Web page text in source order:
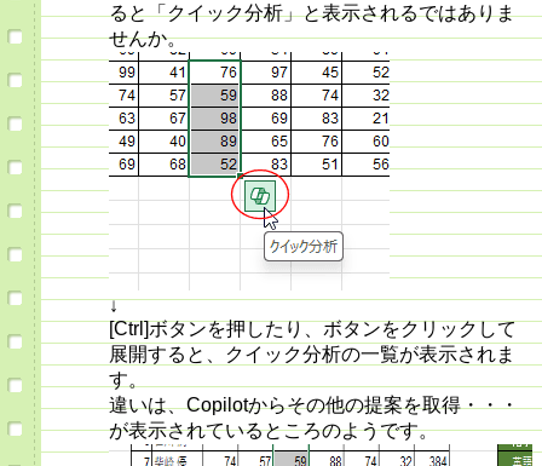
ると「クイック分析」と表示されるではありま
せんか。
↓
[Ctrl]ボタンを押したり、ボタンをクリックして
展開すると、クイック分析の一覧が表示されま
す。
違いは、Copilotからその他の提案を取得・・・
が表示されているところのようです。